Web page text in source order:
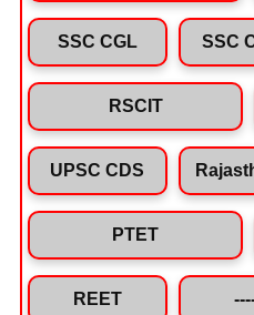
SSC CGL SSC
RSCIT
UPSC CDS
PTET
REET